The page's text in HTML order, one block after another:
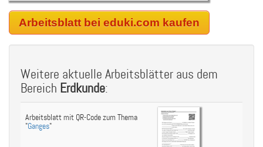
Arbeitsblatt bei eduki.com kaufen
Weitere aktuelle Arbeitsblätter aus dem
Bereich Erdkunde:
Arbeitsblatt mit QR-Code zum Thema
"Ganges"